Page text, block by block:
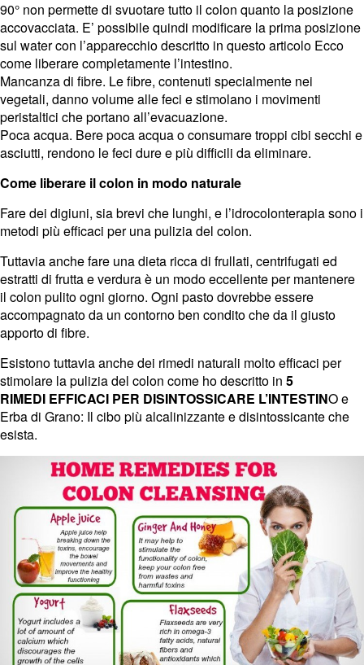
90° non permette di svuotare tutto il colon quanto la posizione
accovacciata. E’ possibile quindi modificare la prima posizione
sul water con l’apparecchio descritto in questo articolo Ecco
come liberare completamente l’intestino.
Mancanza di fibre. Le fibre, contenuti specialmente nei
vegetali, danno volume alle feci e stimolano i movimenti
peristaltici che portano all’evacuazione.
Poca acqua. Bere poca acqua o consumare troppi cibi secchi e
asciutti, rendono le feci dure e più difficili da eliminare.
Come liberare il colon in modo naturale
Fare dei digiuni, sia brevi che lunghi, e l’idrocolonterapia sono i
metodi più efficaci per una pulizia del colon.
Tuttavia anche fare una dieta ricca di frullati, centrifugati ed
estratti di frutta e verdura è un modo eccellente per mantenere
il colon pulito ogni giorno. Ogni pasto dovrebbe essere
accompagnato da un contorno ben condito che da il giusto
apporto di fibre.
Esistono tuttavia anche dei rimedi naturali molto efficaci per
stimolare la pulizia del colon come ho descritto in 5
RIMEDI EFFICACI PER DISINTOSSICARE L’INTESTINO e
Erba di Grano: Il cibo più alcalinizzante e disintossicante che
esista.